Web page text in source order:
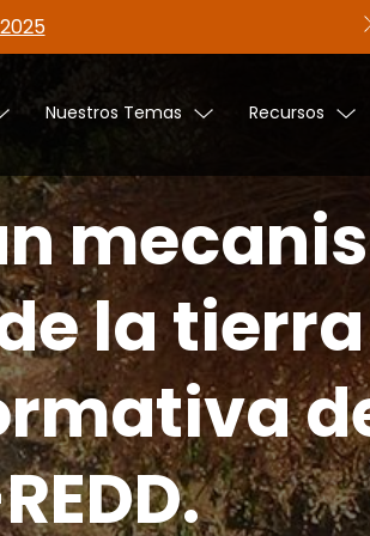
Nuestros Temas Recursos
la